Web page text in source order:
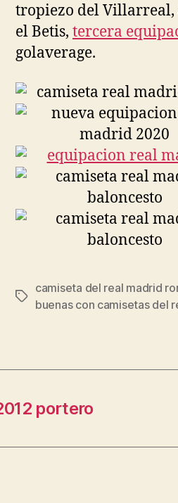
tropiezo del Villarreal,
el Betis, tercera
golaverage.
Etiquetas
camiseta del real madrid
buenas con camisetas del
portero